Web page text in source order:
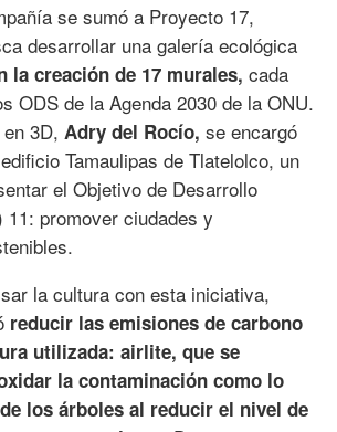
se sumó a Proyecto 17,
desarrollar una galería ecológica
la creación de 17 murales, cada
ODS de la Agenda 2030 de la ONU.
3D, Adry del Rocío, se encargó
Tamaulipas de Tlatelolco, un
el Objetivo de Desarrollo
11: promover ciudades y
la cultura con esta iniciativa,
reducir las emisiones de carbono
utilizada: airlite, que se
la contaminación como lo
los árboles al reducir el nivel de